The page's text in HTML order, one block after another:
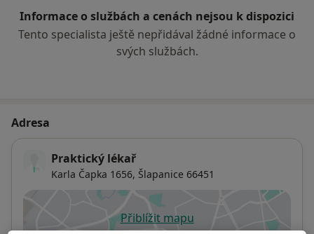
Informace o službách a cenách nejsou k dispozici
Tento specialista ještě nepřidával žádné informace o
svých službách.
Adresa
Praktický lékař
Karla Čapka 1656, Šlapanice 66451
Přiblížit mapuse otevře v nové záložce